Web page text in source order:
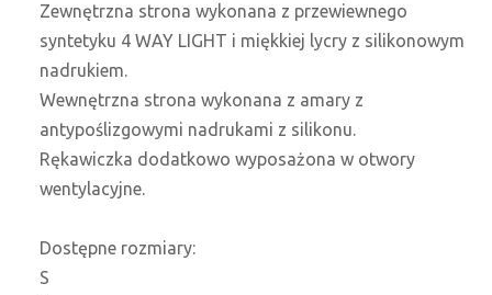
Zewnętrzna strona wykonana z przewiewnego
syntetyku 4 WAY LIGHT i miękkiej lycry z silikonowym
nadrukiem.
Wewnętrzna strona wykonana z amary z
antypoślizgowymi nadrukami z silikonu.
Rękawiczka dodatkowo wyposażona w otwory
wentylacyjne.
Dostępne rozmiary:
S